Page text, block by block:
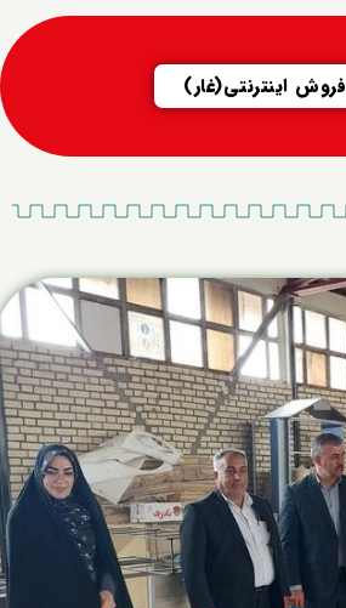
فروش اینترنتی(غار)